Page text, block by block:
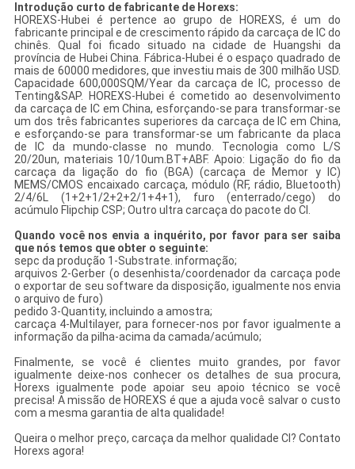
Introdução curto de fabricante de Horexs:
HOREXS-Hubei é pertence ao grupo de HOREXS, é um do
fabricante principal e de crescimento rápido da carcaça de IC do
chinês. Qual foi ficado situado na cidade de Huangshi da
província de Hubei China. Fábrica-Hubei é o espaço quadrado de
mais de 60000 medidores, que investiu mais de 300 milhão USD.
Capacidade 600,000SQM/Year da carcaça de IC, processo de
Tenting&SAP. HOREXS-Hubei é cometido ao desenvolvimento
da carcaça de IC em China, esforçando-se para transformar-se
um dos três fabricantes superiores da carcaça de IC em China,
e esforçando-se para transformar-se um fabricante da placa
de IC da mundo-classe no mundo. Tecnologia como L/S
20/20un, materiais 10/10um.BT+ABF. Apoio: Ligação do fio da
carcaça da ligação do fio (BGA) (carcaça de Memor y IC)
MEMS/CMOS encaixado carcaça, módulo (RF, rádio, Bluetooth)
2/4/6L (1+2+1/2+2+2/1+4+1), furo (enterrado/cego) do
acúmulo Flipchip CSP; Outro ultra carcaça do pacote do CI.
Quando você nos envia a inquérito, por favor para ser saiba
que nós temos que obter o seguinte:
sepc da produção 1-Substrate. informação;
arquivos 2-Gerber (o desenhista/coordenador da carcaça pode
o exportar de seu software da disposição, igualmente nos envia
o arquivo de furo)
pedido 3-Quantity, incluindo a amostra;
carcaça 4-Multilayer, para fornecer-nos por favor igualmente a
informação da pilha-acima da camada/acúmulo;
Finalmente, se você é clientes muito grandes, por favor
igualmente deixe-nos conhecer os detalhes de sua procura,
Horexs igualmente pode apoiar seu apoio técnico se você
precisa! A missão de HOREXS é que a ajuda você salvar o custo
com a mesma garantia de alta qualidade!
Queira o melhor preço, carcaça da melhor qualidade CI? Contato
Horexs agora!